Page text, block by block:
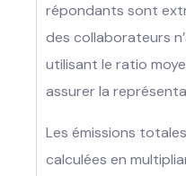
répondants sont
des collaborateurs
utilisant le ratio
assurer la
Les émissions
calculées en